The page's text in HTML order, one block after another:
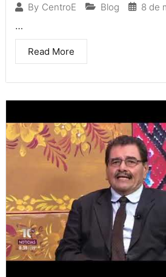
By CentroE Blog 8 de
…
Read More